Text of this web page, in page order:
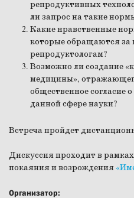
репродуктивных
ли запрос на такие
Какие нравственные
которые обращаются
репродуктологам?
Возможно ли создание
медицины»,
общественное согласие
данной сфере науки?
Встреча пройдет
Дискуссия проходит в
покаяния и возрождения
Организатор: